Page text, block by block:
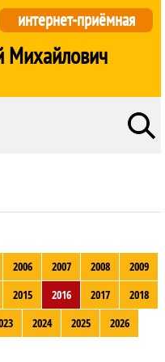
интернет-приёмная
2006 2007 2008
2009
2015 2016 2017
2018
2024 2025 2026